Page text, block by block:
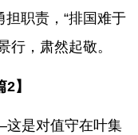
职责，“排国难于
行，肃然起敬。
】
是对值守在叶集